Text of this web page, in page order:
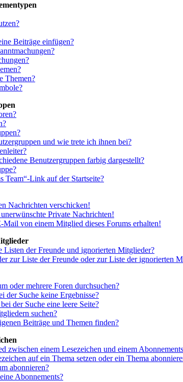
Beiträge einfügen?
Themen?
und wie trete ich ihnen bei?
Benutzergruppen farbig dargestellt?
Team“-Link auf der Startseite?
Nachrichten verschicken!
Private Nachrichten!
Mail von einem Mitglied dieses Forums erhalten!
Listen der Freunde und ignorierten Mitglieder?
zur Liste der Freunde oder zur Liste der ignorierten
oder mehrere Foren durchsuchen?
der Suche keine Ergebnisse?
der Suche eine leere Seite?
suchen?
Beiträge und Themen finden?
zwischen einem Lesezeichen und einem
auf ein Thema setzen oder ein Thema
abonnieren?
Abonnements?